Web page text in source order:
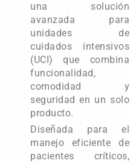
una solución
avanzada para
unidades de
cuidados intensivos
(UCI) que combina
funcionalidad,
comodidad y
seguridad en un solo
producto.
Diseñada para el
manejo eficiente de
pacientes críticos,